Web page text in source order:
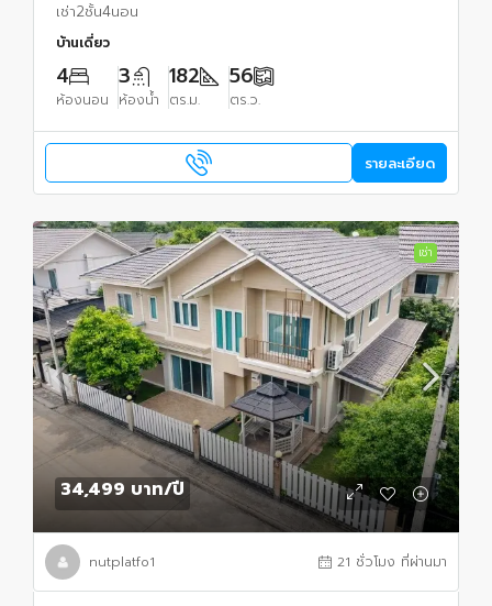
เช่า2ชั้น4นอน
บ้านเดี่ยว
4
ห้องนอน
3
ห้องน้ำ
182
ตร.ม.
56
ตร.ว.
รายละเอียด
เช่า
34,499 บาท/ปี
nutplatfo1 21 ชั่วโมง ที่ผ่านมา